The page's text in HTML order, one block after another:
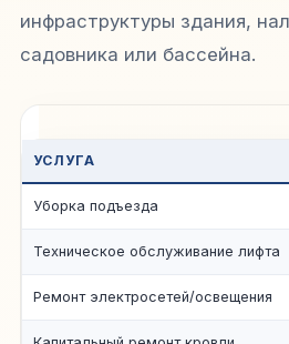
инфраструктуры здания,
садовника или бассейна.
УСЛУГА
Уборка подъезда
Техническое обслуживание лифта
Ремонт электросетей/освещения